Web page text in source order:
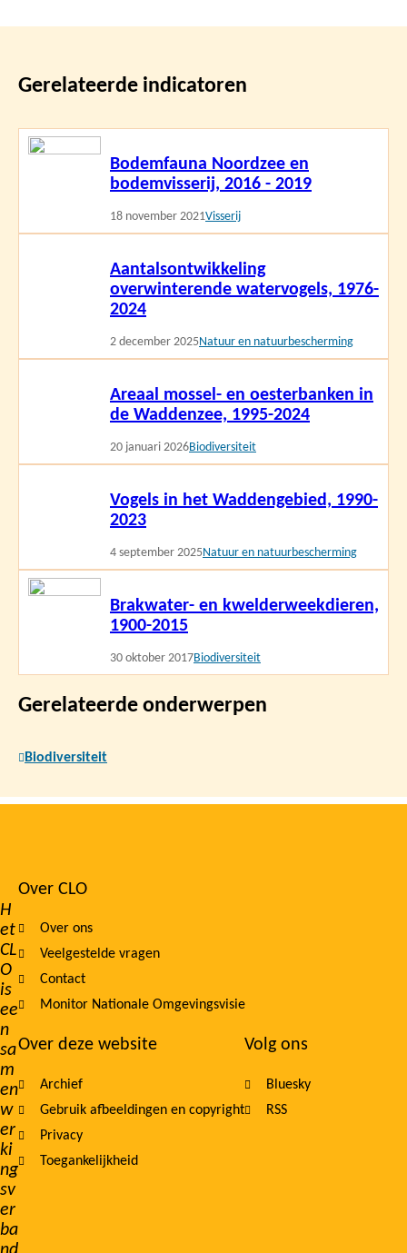
Gerelateerde indicatoren
Bodemfauna Noordzee en
bodemvisserij, 2016 - 2019
18 november 2021Visserij
Lees
Aantalsontwikkeling
overwinterende watervogels, 1976-
2024
2 december 2025Natuur en natuurbescherming
Areaal mossel- en oesterbanken in
de Waddenzee, 1995-2024
20 januari 2026Biodiversiteit
Vogels in het Waddengebied, 1990-
2023
4 september 2025Natuur en natuurbescherming
Brakwater- en kwelderweekdieren,
1900-2015
30 oktober 2017Biodiversiteit
Lees
Gerelateerde onderwerpen
Biodiversiteit
H
et
CL
O
is
ee
n
sa
m
en
w
er
ki
ng
sv
er
ba
Footer
navigation
Over CLO
Over ons
Veelgestelde vragen
Contact
Monitor Nationale Omgevingsvisie
Over deze website
Archief
Gebruik afbeeldingen en copyright
Privacy
Toegankelijkheid
Volg ons
Bluesky
RSS